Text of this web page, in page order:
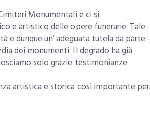
Monumentali e ci si
e artistico delle opere funerarie. Tale
dunque un’ adeguata tutela da parte
dei monumenti. Il degrado ha già
solo grazie testimonianze
artistica e storica così importante per